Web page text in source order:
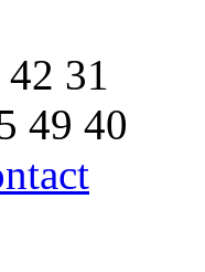
31
49 40